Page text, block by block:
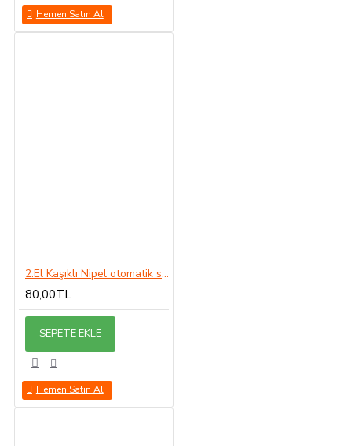
Hemen Satın Al
2.El Kaşıklı Nipel otomatik sulama
80,00TL
SEPETE EKLE
Hemen Satın Al